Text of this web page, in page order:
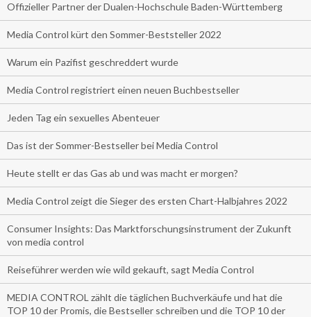
Offizieller Partner der Dualen-Hochschule Baden-Württemberg
Media Control kürt den Sommer-Beststeller 2022
Warum ein Pazifist geschreddert wurde
Media Control registriert einen neuen Buchbestseller
Jeden Tag ein sexuelles Abenteuer
Das ist der Sommer-Bestseller bei Media Control
Heute stellt er das Gas ab und was macht er morgen?
Media Control zeigt die Sieger des ersten Chart-Halbjahres 2022
Consumer Insights: Das Marktforschungsinstrument der Zukunft
von media control
Reiseführer werden wie wild gekauft, sagt Media Control
MEDIA CONTROL zählt die täglichen Buchverkäufe und hat die
TOP 10 der Promis, die Bestseller schreiben und die TOP 10 der